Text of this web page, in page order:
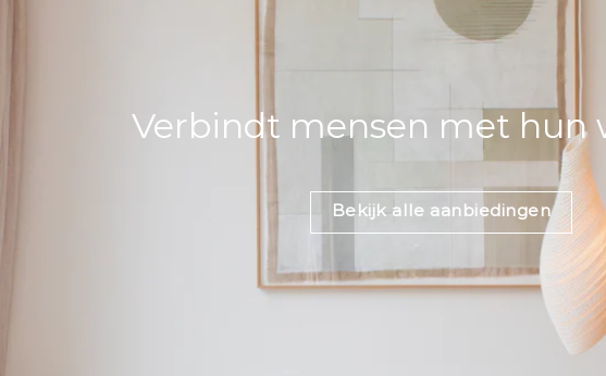
Verbindt mensen met hun
Bekijk alle aanbiedingen